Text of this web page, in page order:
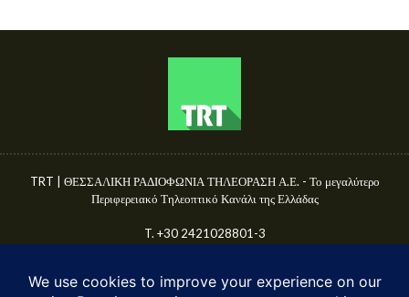
TRT | ΘΕΣΣΑΛΙΚΗ ΡΑΔΙΟΦΩΝΙΑ ΤΗΛΕΟΡΑΣΗ Α.Ε. - Το μεγαλύτερο
Περιφερειακό Τηλεοπτικό Κανάλι της Ελλάδας
T. +30 2421028801-3